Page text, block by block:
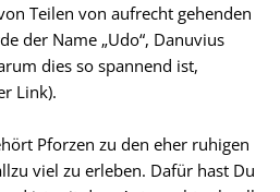
Teilen von aufrecht gehenden
der Name „Udo“, Danuvius
dies so spannend ist,
Link).
Pforzen zu den eher ruhigen
viel zu erleben. Dafür hast Du